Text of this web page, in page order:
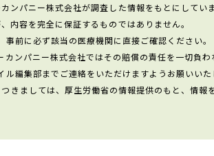
ンパニー株式会社が調査した情報をもとにしていま
内容を完全に保証するものではありません。
前に必ず該当の医療機関に直接ご確認ください。
ンパニー株式会社ではその賠償の責任を一切負わ
編集部までご連絡をいただけますようお願いいた
ましては、厚生労働省の情報提供のもと、情報